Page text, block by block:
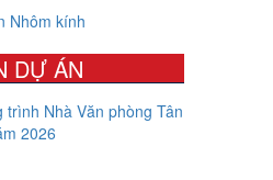
Nhôm kính
DỰ ÁN
trình Nhà Văn phòng Tân
2026